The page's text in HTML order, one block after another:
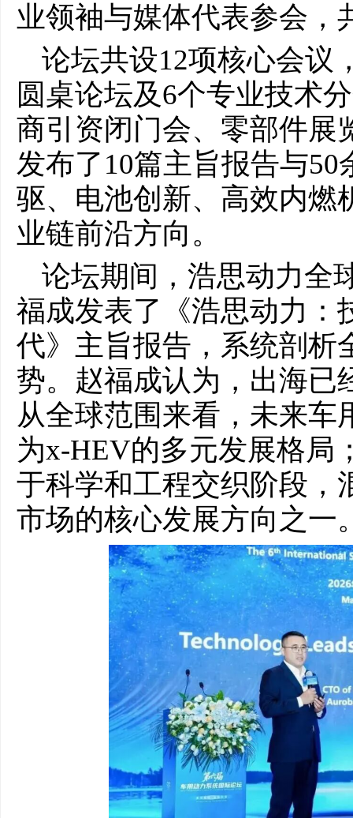
业领袖与媒体代表参会，
论坛共设12项核心会议
圆桌论坛及6个专业技术
商引资闭门会、零部件展
发布了10篇主旨报告与
驱、电池创新、高效内燃
业链前沿方向。
论坛期间，浩思动力全
福成发表了《浩思动力：
代》主旨报告，系统剖析
势。赵福成认为，出海已
从全球范围来看，未来车
为x-HEV的多元发展格局
于科学和工程交织阶段，
市场的核心发展方向之一